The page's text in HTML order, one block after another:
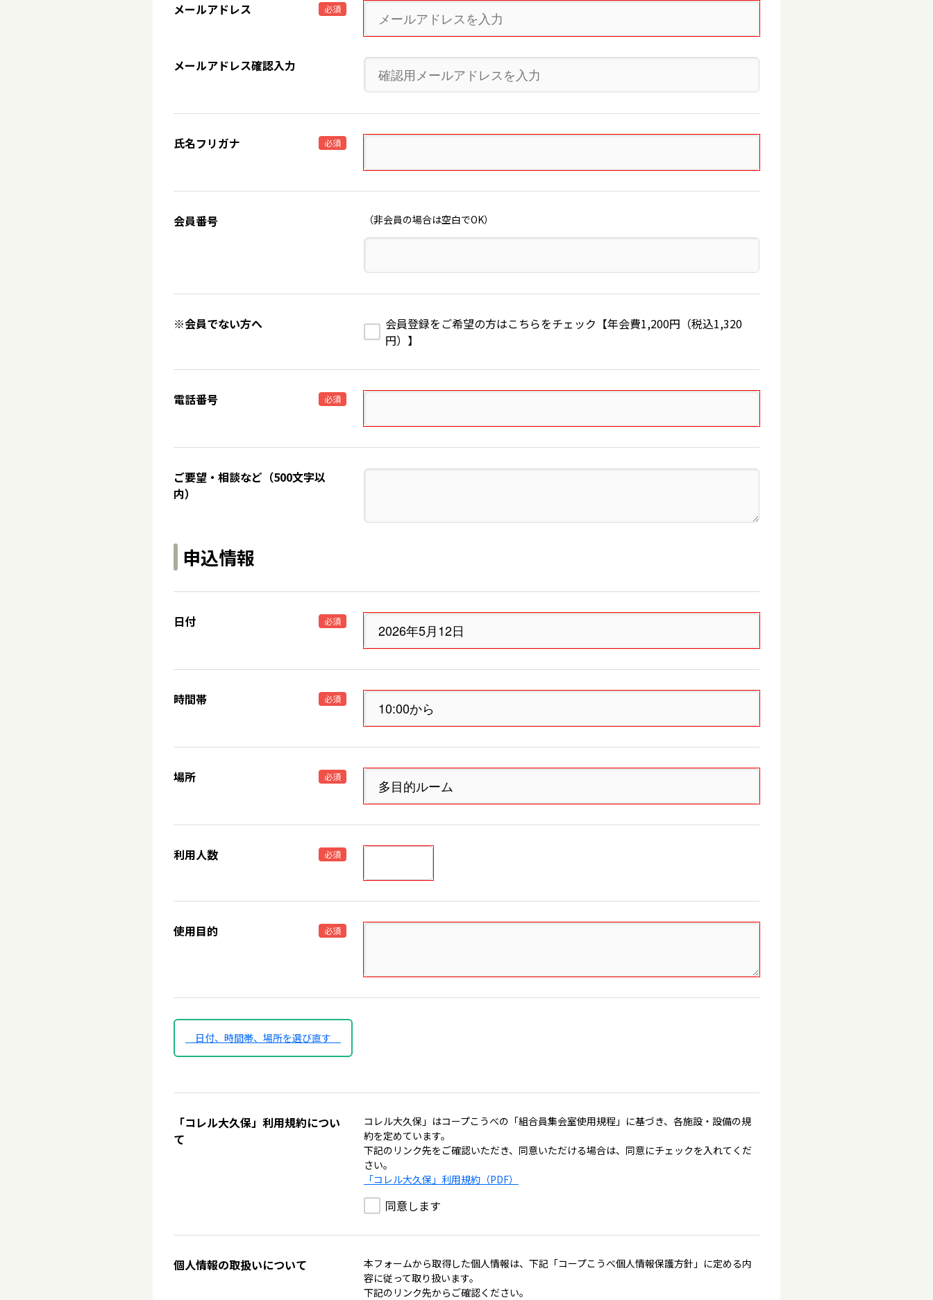
メールアドレス 必須
メールアドレス確認入力
氏名フリガナ 必須
会員番号 （非会員の場合は空白でOK）
※会員でない方へ
会員登録をご希望の方はこちらをチェック【年会費1,200円（税込1,320
円）】
電話番号 必須
ご要望・相談など（500文字以
内）
申込情報
日付 必須
時間帯 必須
場所 必須
利用人数 必須
使用目的 必須
日付、時間帯、場所を選び直す
「コレル大久保」利用規約につい
て
コレル大久保」はコープこうべの「組合員集会室使用規程」に基づき、各施設・設備の規
約を定めています。
下記のリンク先をご確認いただき、同意いただける場合は、同意にチェックを入れてくだ
さい。
「コレル大久保」利用規約（PDF）
同意します
個人情報の取扱いについて
本フォームから取得した個人情報は、下記「コープこうべ個人情報保護方針」に定める内
容に従って取り扱います。
下記のリンク先からご確認ください。